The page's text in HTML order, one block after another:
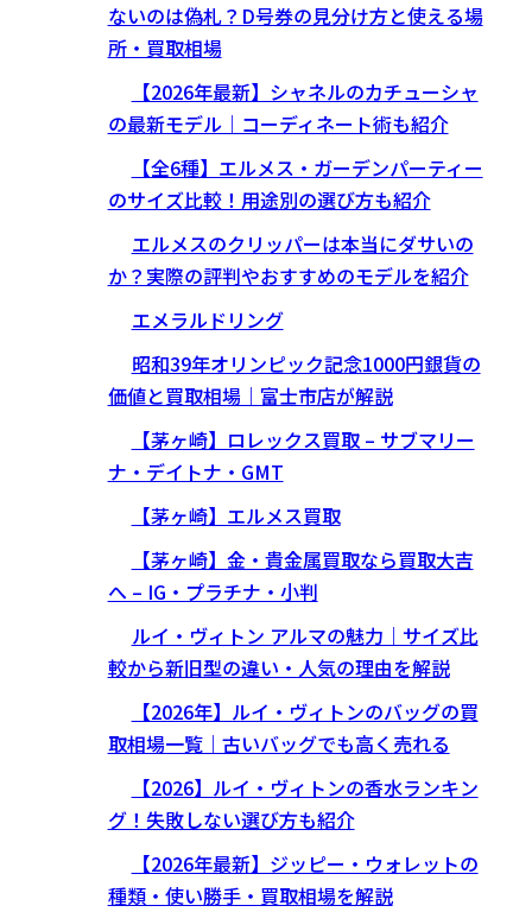
ないのは偽札？D号券の見分け方と使える場
所・買取相場
【2026年最新】シャネルのカチューシャ
の最新モデル｜コーディネート術も紹介
【全6種】エルメス・ガーデンパーティー
のサイズ比較！用途別の選び方も紹介
エルメスのクリッパーは本当にダサいの
か？実際の評判やおすすめのモデルを紹介
エメラルドリング
昭和39年オリンピック記念1000円銀貨の
価値と買取相場｜富士市店が解説
【茅ヶ崎】ロレックス買取 – サブマリー
ナ・デイトナ・GMT
【茅ヶ崎】エルメス買取
【茅ヶ崎】金・貴金属買取なら買取大吉
へ – IG・プラチナ・小判
ルイ・ヴィトン アルマの魅力｜サイズ比
較から新旧型の違い・人気の理由を解説
【2026年】ルイ・ヴィトンのバッグの買
取相場一覧｜古いバッグでも高く売れる
【2026】ルイ・ヴィトンの香水ランキン
グ！失敗しない選び方も紹介
【2026年最新】ジッピー・ウォレットの
種類・使い勝手・買取相場を解説